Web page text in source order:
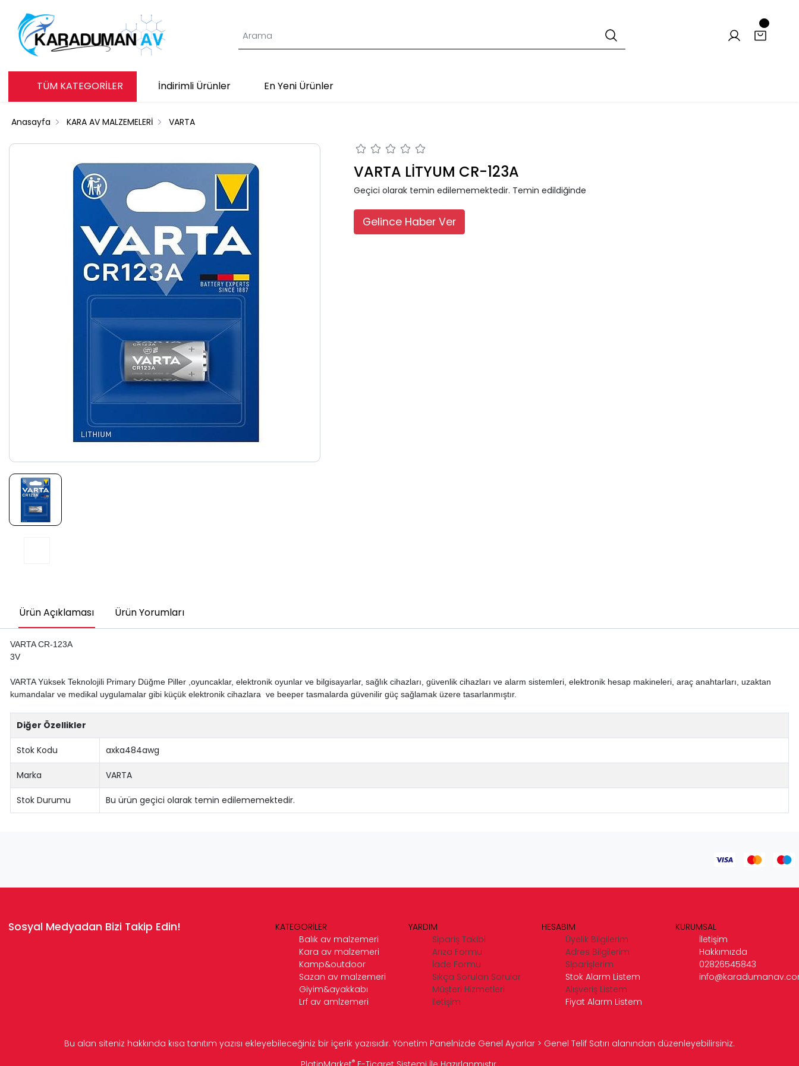
TÜM KATEGORİLER İndirimli Ürünler En Yeni Ürünler
Anasayfa KARA AV MALZEMELERİ VARTA
VARTA LİTYUM CR-123A
Geçici olarak temin edilememektedir. Temin edildiğinde
Gelince Haber Ver
Ürün Açıklaması Ürün Yorumları
VARTA CR-123A
3V
VARTA Yüksek Teknolojili Primary Düğme Piller ,oyuncaklar, elektronik oyunlar ve bilgisayarlar, sağlık cihazları, güvenlik cihazları ve alarm sistemleri, elektronik hesap makineleri, araç anahtarları, uzaktan
kumandalar ve medikal uygulamalar gibi küçük elektronik cihazlara ve beeper tasmalarda güvenilir güç sağlamak üzere tasarlanmıştır.
Diğer Özellikler
Stok Kodu axka484awg
Marka VARTA
Stok Durumu Bu ürün geçici olarak temin edilememektedir.
Sosyal Medyadan Bizi Takip Edin!
KATEGORİLER
Balık av malzemeri
Kara av malzemeri
Kamp&outdoor
Sazan av malzemeri
Giyim&ayakkabı
Lrf av amlzemeri
YARDIM
Sipariş Takibi
Arıza Formu
İade Formu
Sıkça Sorulan Sorular
Müşteri Hizmetleri
İletişim
HESABIM
Üyelik Bilgilerim
Adres Bilgilerim
Siparişlerim
Stok Alarm Listem
Alışveriş Listem
Fiyat Alarm Listem
KURUMSAL
İletişim
Hakkımızda
02826545843
Bu alan siteniz hakkında kısa tanıtım yazısı ekleyebileceğiniz bir içerik yazısıdır. Yönetim Panelnizde Genel Ayarlar > Genel Telif Satırı alanından düzenleyebilirsiniz.
®